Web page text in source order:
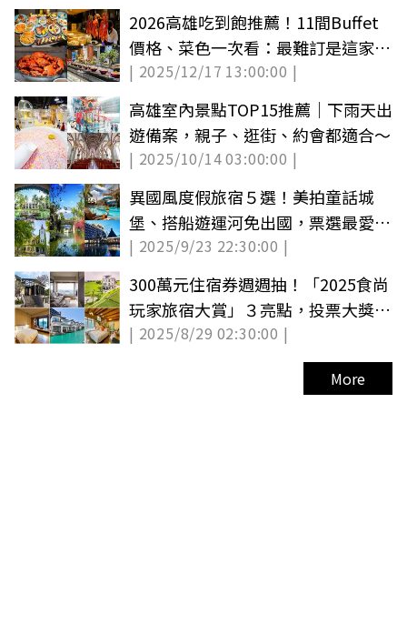
2026高雄吃到飽推薦！11間Buffet
價格、菜色一次看：最難訂是這家、
素食天堂
| 2025/12/17 13:00:00 |
高雄室內景點TOP15推薦｜下雨天出
遊備案，親子、逛街、約會都適合～
| 2025/10/14 03:00:00 |
異國風度假旅宿５選！美拍童話城
堡、搭船遊運河免出國，票選最愛抽
住宿券
| 2025/9/23 22:30:00 |
300萬元住宿券週週抽！「2025食尚
玩家旅宿大賞」３亮點，投票大獎４
重送
| 2025/8/29 02:30:00 |
More